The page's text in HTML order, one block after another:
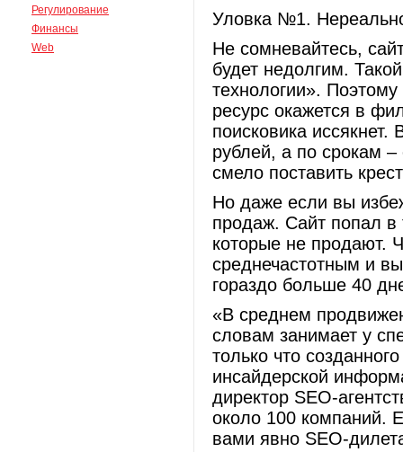
Регулирование
Финансы
Web
Уловка №1.
Не сомневайтесь,
будет недолгим.
технологии».
ресурс окажется в
поисковика
рублей, а по срокам
смело поставить
Но даже если вы
продаж. Сайт попал в
которые не продают.
среднечастотным и
гораздо больше 40
«В среднем
словам занимает у
только что
инсайдерской
директор SEO-
около 100 компаний.
вами явно SEO-